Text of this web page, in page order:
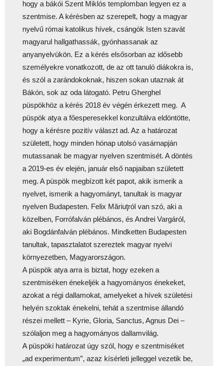
hogy a bákói Szent Miklós templomban legyen ez a
szentmise. A kérésben az szerepelt, hogy a magyar
nyelvű római katolikus hívek, csángók Isten szavát
magyarul hallgathassák, gyónhassanak az
anyanyelvükön. Ez a kérés elsősorban az idősebb
személyekre vonatkozott, de az ott tanuló diákokra is,
és szól a zarándokoknak, hiszen sokan utaznak át
Bákón, sok az oda látogató. Petru Gherghel
püspökhöz a kérés 2018 év végén érkezett meg. A
püspök atya a főesperesekkel konzultálva eldöntötte,
hogy a kérésre pozitív választ ad. Az a határozat
született, hogy minden hónap utolsó vasárnapján
mutassanak be magyar nyelven szentmisét. A döntés
a 2019-es év elején, január első napjaiban született
meg. A püspök megbízott két papot, akik ismerik a
nyelvet, ismerik a hagyományt, tanultak is magyar
nyelven Budapesten. Felix Măriuţról van szó, aki a
közelben, Forrófalván plébános, és Andrei Vargáról,
aki Bogdánfalván plébános. Mindketten Budapesten
tanultak, tapasztalatot szereztek magyar nyelvi
környezetben, Magyarországon.
A püspök atya arra is biztat, hogy ezeken a
szentmiséken énekeljék a hagyományos énekeket,
azokat a régi dallamokat, amelyeket a hívek születési
helyén szoktak énekelni, tehát a szentmise állandó
részei mellett – Kyrie, Gloria, Sanctus, Agnus Dei –
szólaljon meg a hagyományos dallamvilág.
A püspöki határozat úgy szól, hogy e szentmiséket
„ad experimentum”, azaz kísérleti jelleggel vezetik be,